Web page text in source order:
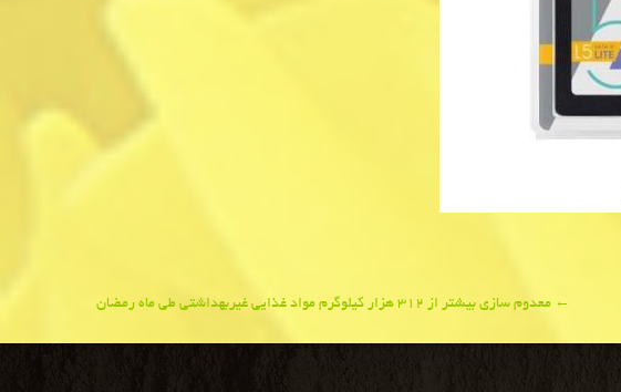
← معدوم سازی بیشتر از ۳۱۲ هزار كیلوگرم مواد غذایی غیربهداشتی طی ماه رمضان